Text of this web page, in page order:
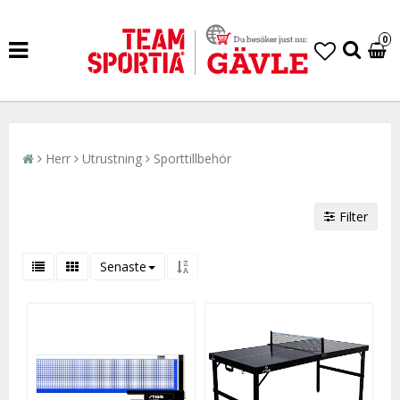
0
Herr Utrustning Sporttillbehör
Filter
Senaste